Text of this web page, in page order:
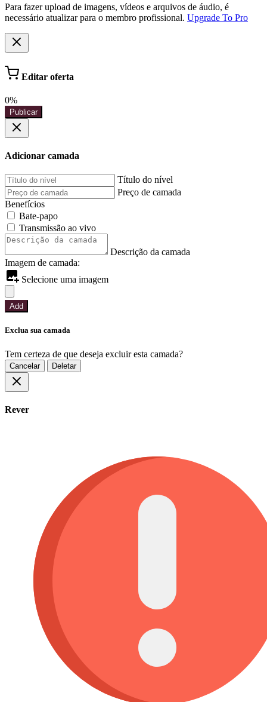
Para fazer upload de imagens, vídeos e arquivos de áudio, é
necessário atualizar para o membro profissional. Upgrade To Pro
Editar oferta
0%
Publicar
Adicionar camada
Título do nível
Preço de camada
Benefícios
Bate-papo
Transmissão ao vivo
Descrição da camada
Imagem de camada:
Selecione uma imagem
Add
Exclua sua camada
Tem certeza de que deseja excluir esta camada?
Cancelar Deletar
Rever